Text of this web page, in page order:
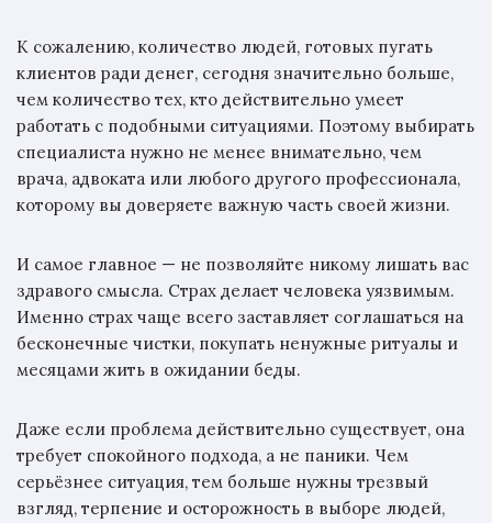
К сожалению, количество людей, готовых пугать
клиентов ради денег, сегодня значительно больше,
чем количество тех, кто действительно умеет
работать с подобными ситуациями. Поэтому выбирать
специалиста нужно не менее внимательно, чем
врача, адвоката или любого другого профессионала,
которому вы доверяете важную часть своей жизни.
И самое главное — не позволяйте никому лишать вас
здравого смысла. Страх делает человека уязвимым.
Именно страх чаще всего заставляет соглашаться на
бесконечные чистки, покупать ненужные ритуалы и
месяцами жить в ожидании беды.
Даже если проблема действительно существует, она
требует спокойного подхода, а не паники. Чем
серьёзнее ситуация, тем больше нужны трезвый
взгляд, терпение и осторожность в выборе людей,